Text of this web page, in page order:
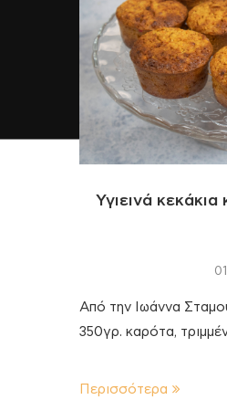
Υγιεινά
Από την Ιωάννα
350γρ. καρότα,
Περισσότερα